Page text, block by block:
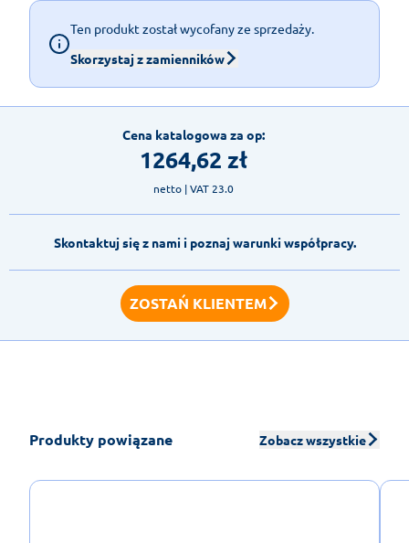
Ten produkt został wycofany ze sprzedaży.
Skorzystaj z zamienników
Cena katalogowa za op:
1264,62 zł
netto | VAT 23.0
Skontaktuj się z nami i poznaj warunki współpracy.
ZOSTAŃ KLIENTEM
Produkty powiązane Zobacz wszystkie